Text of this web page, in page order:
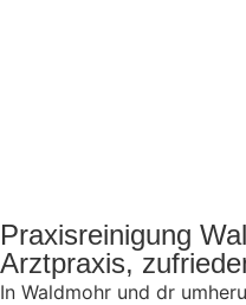
Praxisreinigung
Arztpraxis,
In Waldmohr und dr